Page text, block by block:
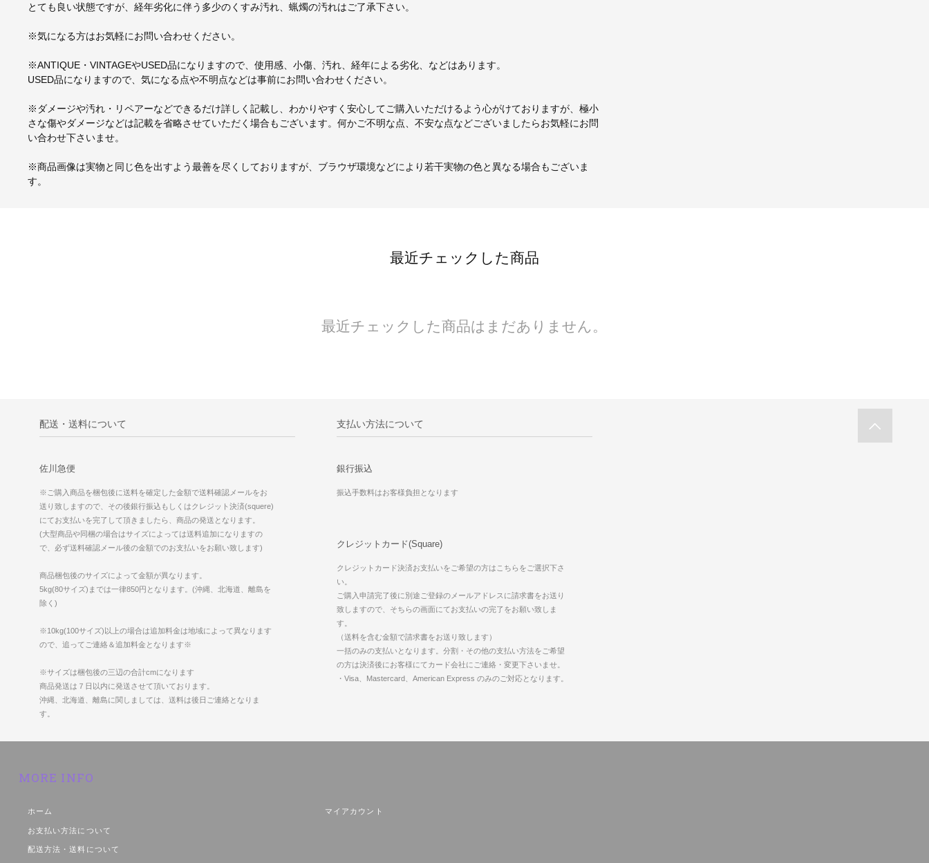
とても良い状態ですが、経年劣化に伴う多少のくすみ汚れ、蝋燭の汚れはご了承下さい。
※気になる方はお気軽にお問い合わせください。
※ANTIQUE・VINTAGEやUSED品になりますので、使用感、小傷、汚れ、経年による劣化、などはあります。
USED品になりますので、気になる点や不明点などは事前にお問い合わせください。
※ダメージや汚れ・リペアーなどできるだけ詳しく記載し、わかりやすく安心してご購入いただけるよう心がけておりますが、極小
さな傷やダメージなどは記載を省略させていただく場合もございます。何かご不明な点、不安な点などございましたらお気軽にお問
い合わせ下さいませ。
※商品画像は実物と同じ色を出すよう最善を尽くしておりますが、ブラウザ環境などにより若干実物の色と異なる場合もございま
す。
最近チェックした商品
最近チェックした商品はまだありません。
配送・送料について
佐川急便
※ご購入商品を梱包後に送料を確定した金額で送料確認メールをお
送り致しますので、その後銀行振込もしくはクレジット決済(squere)
にてお支払いを完了して頂きましたら、商品の発送となります。
(大型商品や同梱の場合はサイズによっては送料追加になりますの
で、必ず送料確認メール後の金額でのお支払いをお願い致します)
商品梱包後のサイズによって金額が異なります。
5kg(80サイズ)までは一律850円となります。(沖縄、北海道、離島を
除く)
※10kg(100サイズ)以上の場合は追加料金は地域によって異なります
ので、追ってご連絡＆追加料金となります※
※サイズは梱包後の三辺の合計cmになります
商品発送は７日以内に発送させて頂いております。
沖縄、北海道、離島に関しましては、送料は後日ご連絡となりま
す。
支払い方法について
銀行振込
振込手数料はお客様負担となります
クレジットカード(Square)
クレジットカード決済お支払いをご希望の方はこちらをご選択下さ
い。
ご購入申請完了後に別途ご登録のメールアドレスに請求書をお送り
致しますので、そちらの画面にてお支払いの完了をお願い致しま
す。
（送料を含む金額で請求書をお送り致します）
一括のみの支払いとなります。分割・その他の支払い方法をご希望
の方は決済後にお客様にてカード会社にご連絡・変更下さいませ。
・Visa、Mastercard、American Express のみのご対応となります。
MORE INFO
ホーム
お支払い方法について
配送方法・送料について
マイアカウント